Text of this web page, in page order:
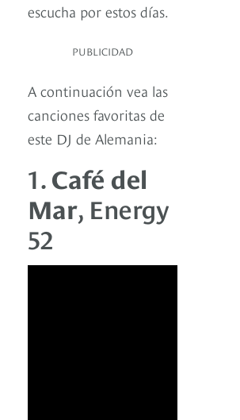
escucha por estos días.
PUBLICIDAD
A continuación vea las
canciones favoritas de
este DJ de Alemania:
1.Café del
Mar, Energy
52